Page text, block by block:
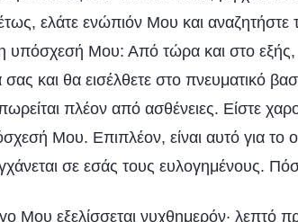
ελάτε ενώπιόν Μου και
η υπόσχεσή Μου: Από τώρα και στο
και θα εισέλθετε στο πνευματικό
πλέον από ασθένειες. Είστε
Μου. Επιπλέον, είναι αυτό για το
σε εσάς τους ευλογημένους.
Μου εξελίσσεται νυχθημερόν· λεπτό